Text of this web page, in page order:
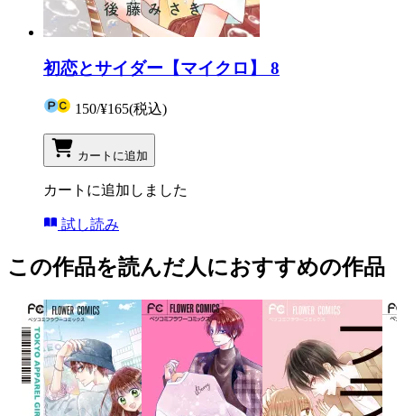
初恋とサイダー【マイクロ】 8
150/¥165(税込)
カートに追加
カートに追加しました
試し読み
この作品を読んだ人におすすめの作品